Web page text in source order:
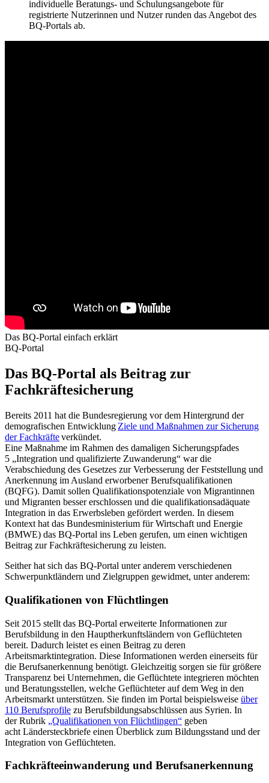
individuelle Beratungs- und Schulungsangebote für
registrierte Nutzerinnen und Nutzer runden das Angebot des
BQ-Portals ab.
Das BQ-Portal einfach erklärt
BQ-Portal
Das BQ-Portal als Beitrag zur
Fachkräftesicherung
Bereits 2011 hat die Bundesregierung vor dem Hintergrund der
demografischen Entwicklung Ziele und Maßnahmen zur Sicherung
der Fachkräfteverkündet.
Eine Maßnahme im Rahmen des damaligen Sicherungspfades
5 „Integration und qualifizierte Zuwanderung“ war die
Verabschiedung des Gesetzes zur Verbesserung der Feststellung und
Anerkennung im Ausland erworbener Berufsqualifikationen
(BQFG). Damit sollen Qualifikationspotenziale von Migrantinnen
und Migranten besser erschlossen und die qualifikationsadäquate
Integration in das Erwerbsleben gefördert werden. In diesem
Kontext hat das Bundesministerium für Wirtschaft und Energie
(BMWE) das BQ-Portal ins Leben gerufen, um einen wichtigen
Beitrag zur Fachkräftesicherung zu leisten.
Seither hat sich das BQ-Portal unter anderem verschiedenen
Schwerpunktländern und Zielgruppen gewidmet, unter anderem:
Qualifikationen von Flüchtlingen
Seit 2015 stellt das BQ-Portal erweiterte Informationen zur
Berufsbildung in den Hauptherkunftsländern von Geflüchteten
bereit. Dadurch leistet es einen Beitrag zu deren
Arbeitsmarktintegration. Diese Informationen werden einerseits für
die Berufsanerkennung benötigt. Gleichzeitig sorgen sie für größere
Transparenz bei Unternehmen, die Geflüchtete integrieren möchten
und Beratungsstellen, welche Geflüchteter auf dem Weg in den
Arbeitsmarkt unterstützen. Sie finden im Portal beispielsweise über
110 Berufsprofile zu Berufsbildungsabschlüssen aus Syrien. In
der Rubrik „Qualifikationen von Flüchtlingen“ geben
acht Ländersteckbriefe einen Überblick zum Bildungsstand und der
Integration von Geflüchteten.
Fachkräfteeinwanderung und Berufsanerkennung